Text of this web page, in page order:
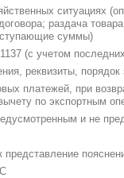
ситуациях
раздача
суммы)
(с учетом последних
реквизиты, порядок
платежей, при
по экспортным
и не